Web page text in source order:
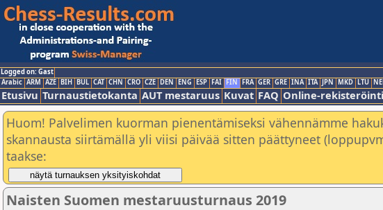
Logged on: Gast
Arabic ARM AZE BIH BUL CAT CHN CRO CZE DEN ENG ESP FAI FIN FRA GER GRE INA ITA JPN MKD LTU
Etusivu Turnaustietokanta AUT mestaruus Kuvat FAQ Online-rekisteröinti
Huom! Palvelimen kuorman pienentämiseksi vähennämme
skannausta siirtämällä yli viisi päivää sitten päättyneet
taakse:
Naisten Suomen mestaruusturnaus 2019